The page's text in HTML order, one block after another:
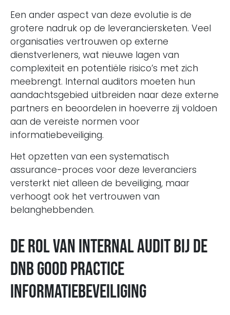
Een ander aspect van deze evolutie is de
grotere nadruk op de leveranciersketen. Veel
organisaties vertrouwen op externe
dienstverleners, wat nieuwe lagen van
complexiteit en potentiële risico’s met zich
meebrengt. Internal auditors moeten hun
aandachtsgebied uitbreiden naar deze externe
partners en beoordelen in hoeverre zij voldoen
aan de vereiste normen voor
informatiebeveiliging.
Het opzetten van een systematisch
assurance-proces voor deze leveranciers
versterkt niet alleen de beveiliging, maar
verhoogt ook het vertrouwen van
belanghebbenden.
De rol van Internal Audit bij de
DNB Good Practice
Informatiebeveiliging